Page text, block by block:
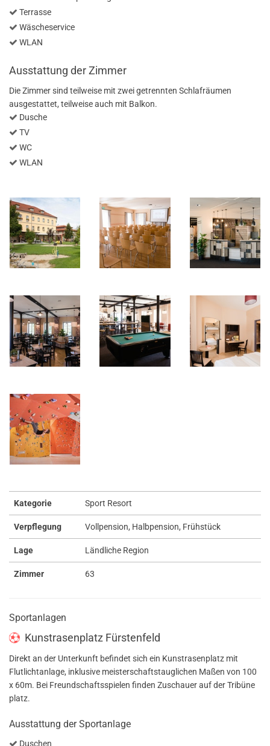
Terrasse
Wäscheservice
WLAN
Ausstattung der Zimmer
Die Zimmer sind teilweise mit zwei getrennten Schlafräumen
ausgestattet, teilweise auch mit Balkon.
Dusche
TV
WC
WLAN
Kategorie Sport Resort
Verpflegung Vollpension, Halbpension, Frühstück
Lage Ländliche Region
Zimmer 63
Sportanlagen
Kunstrasenplatz Fürstenfeld
Direkt an der Unterkunft befindet sich ein Kunstrasenplatz mit
Flutlichtanlage, inklusive meisterschaftstauglichen Maßen von 100
x 60m. Bei Freundschaftsspielen finden Zuschauer auf der Tribüne
platz.
Ausstattung der Sportanlage
Duschen